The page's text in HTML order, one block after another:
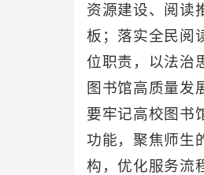
资源建设、阅读
板；落实全民阅
位职责，以法治
图书馆高质量发
要牢记高校图书
功能，聚焦师生
构，优化服务流